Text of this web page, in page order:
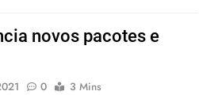
novos pacotes e
0 3 Mins